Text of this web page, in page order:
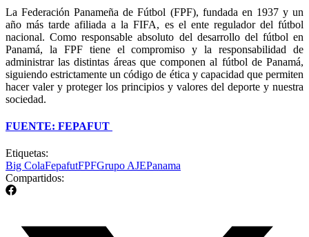
La Federación Panameña de Fútbol (FPF), fundada en 1937 y un
año más tarde afiliada a la FIFA, es el ente regulador del fútbol
nacional. Como responsable absoluto del desarrollo del fútbol en
Panamá, la FPF tiene el compromiso y la responsabilidad de
administrar las distintas áreas que componen al fútbol de Panamá,
siguiendo estrictamente un código de ética y capacidad que permiten
hacer valer y proteger los principios y valores del deporte y nuestra
sociedad.
FUENTE: FEPAFUT
Etiquetas:
Big ColaFepafutFPFGrupo AJEPanama
Compartidos: